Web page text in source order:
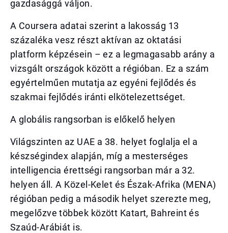
gazdasággá váljon.
A Coursera adatai szerint a lakosság 13
százaléka vesz részt aktívan az oktatási
platform képzésein – ez a legmagasabb arány a
vizsgált országok között a régióban. Ez a szám
egyértelműen mutatja az egyéni fejlődés és
szakmai fejlődés iránti elkötelezettséget.
A globális rangsorban is előkelő helyen
Világszinten az UAE a 38. helyet foglalja el a
készségindex alapján, míg a mesterséges
intelligencia érettségi rangsorban már a 32.
helyen áll. A Közel-Kelet és Észak-Afrika (MENA)
régióban pedig a második helyet szerezte meg,
megelőzve többek között Katart, Bahreint és
Szaúd-Arábiát is.